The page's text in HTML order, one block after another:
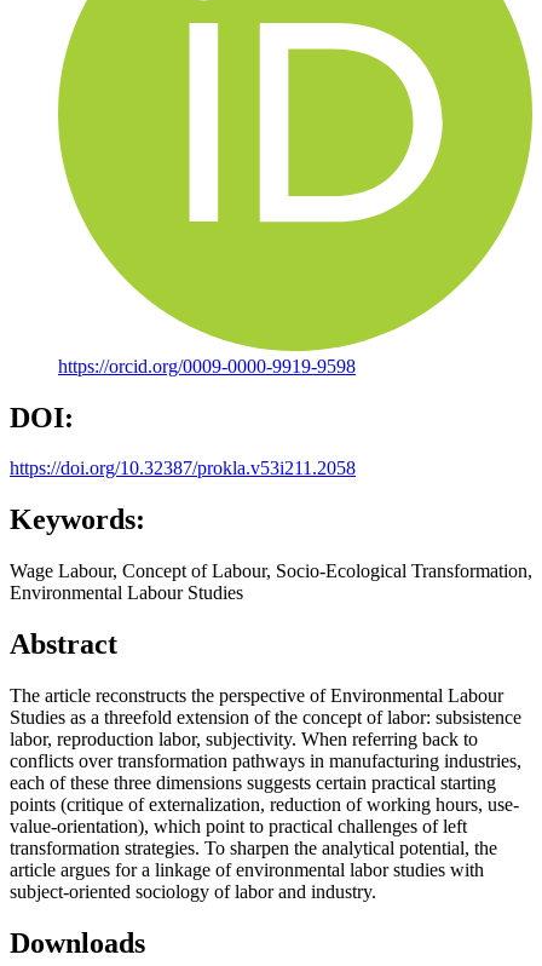
https://orcid.org/0009-0000-9919-9598
DOI:
https://doi.org/10.32387/prokla.v53i211.2058
Keywords:
Wage Labour, Concept of Labour, Socio-Ecological Transformation,
Environmental Labour Studies
Abstract
The article reconstructs the perspective of Environmental Labour
Studies as a threefold extension of the concept of labor: subsistence
labor, reproduction labor, subjectivity. When referring back to
conflicts over transformation pathways in manufacturing industries,
each of these three dimensions suggests certain practical starting
points (critique of externalization, reduction of working hours, use-
value-orientation), which point to practical challenges of left
transformation strategies. To sharpen the analytical potential, the
article argues for a linkage of environmental labor studies with
subject-oriented sociology of labor and industry.
Downloads